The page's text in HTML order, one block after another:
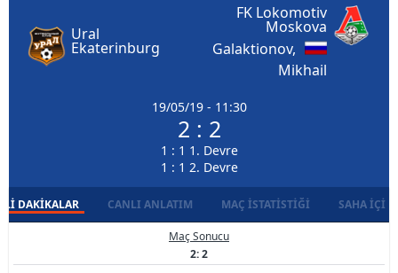
Ural
Ekaterinburg
19/05/19 - 11:30
2 : 2
1 : 1 1. Devre
1 : 1 2. Devre
FK Lokomotiv
Moskova
Galaktionov,
Mikhail
DAKIKALAR CANLI ANLATIM MAÇ İSTATISTIĞI SAHA İÇI
Maç Sonucu
2: 2